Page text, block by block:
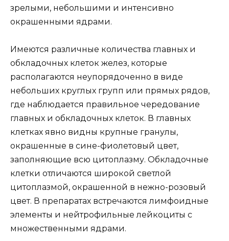
зрелыми, небольшими и интенсивно
окрашенными ядрами.
Имеются различные количества главных и
обкладочных клеток желез, которые
располагаются неупорядоченно в виде
небольших круглых групп или прямых рядов,
где наблюдается правильное чередование
главных и обкладочных клеток. В главных
клетках явно видны крупные гранулы,
окрашенные в сине-фиолетовый цвет,
заполняющие всю цитоплазму. Обкладочные
клетки отличаются широкой светлой
цитоплазмой, окрашенной в нежно-розовый
цвет. В препаратах встречаются лимфоидные
элементы и нейтрофильные лейкоциты с
множественными ядрами.